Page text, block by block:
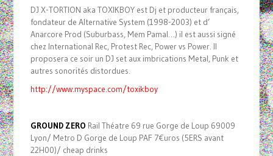
DJ X-TORTION aka TOXIKBOY est Dj et producteur français,
fondateur de Alternative System (1998-2003) et d’
Anarcore Prod (Suburbass, Mem Pamal…) il est aussi signé
chez International Rec, Protest Rec, Power vs Power. Il
proposera ce soir un DJ set aux imbrications Metal, Punk et
autres sonorités distordues.
http://www.myspace.com/toxikboy
GROUND ZERO Rail Théatre 69 rue Gorge de Loup 69009
Lyon/ Metro D Gorge de Loup PAF 7€uros (5ERS avant
22H00)/ cheap drinks